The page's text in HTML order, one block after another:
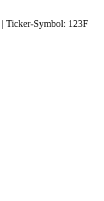
| Ticker-Symbol: 123F